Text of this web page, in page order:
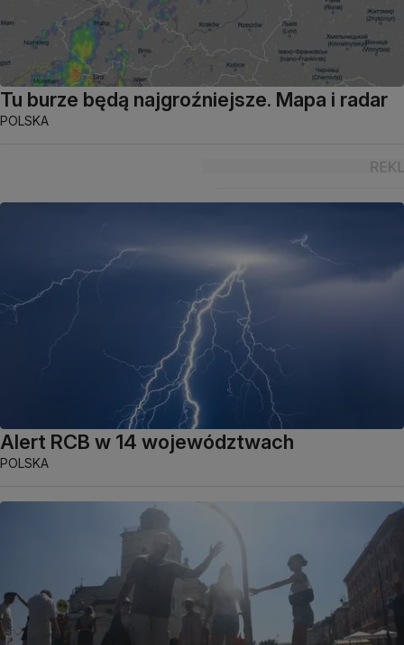
Tu burze będą najgroźniejsze. Mapa i radar
POLSKA
Alert RCB w 14 województwach
POLSKA